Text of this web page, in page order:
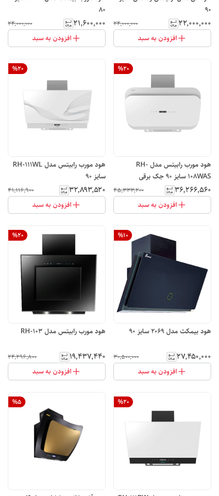
90
۲۲٬۰۰۰٬۰۰۰ ۲۴٬۰۰۰٬۰۰۰
افزودن به سبد
80
۲۱٬۶۰۰٬۰۰۰ ۲۴٬۰۰۰٬۰۰۰
افزودن به سبد
%20
هود مورب رابیتس مدل RH-
108WAS سایز 90 جک برقی
۳۶٬۲۶۶٬۵۶۰ ۴۵٬۳۳۳٬۲۰۰
افزودن به سبد
%20
هود مورب رابیتس مدل RH-111WL
سایز 90
۳۲٬۸۹۳٬۵۲۰ ۴۱٬۱۱۶٬۹۰۰
افزودن به سبد
%10
هود بیمکث مدل 2069 سایز 90
۲۷٬۴۵۰٬۰۰۰ ۳۰٬۵۰۰٬۰۰۰
افزودن به سبد
%20
هود مورب رابیتس مدل RH-103
۱۹٬۴۳۷٬۴۴۰ ۲۴٬۲۹۶٬۸۰۰
افزودن به سبد
%20
%5